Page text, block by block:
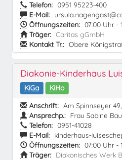
Telefon: 0951 95223-400
E-Mail:
Öffnungszeiten: 07:00 Uhr -
Träger: Caritas gGmbH
Kontakt Tr.: Obere
Diakonie-Kinderhaus
KiGa
KiHo
Anschrift: Am Spinnseyer
Ansprechp.: Frau Sabine
Telefon: 0951-41028
E-Mail: kinderhaus-
Öffnungszeiten: 07:00 Uhr -
Träger: Diakonisches Werk